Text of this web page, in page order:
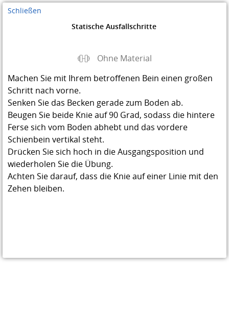
Schließen
Statische Ausfallschritte
Ohne Material
Machen Sie mit Ihrem betroffenen Bein einen großen
Schritt nach vorne.
Senken Sie das Becken gerade zum Boden ab.
Beugen Sie beide Knie auf 90 Grad, sodass die hintere
Ferse sich vom Boden abhebt und das vordere
Schienbein vertikal steht.
Drücken Sie sich hoch in die Ausgangsposition und
wiederholen Sie die Übung.
Achten Sie darauf, dass die Knie auf einer Linie mit den
Zehen bleiben.